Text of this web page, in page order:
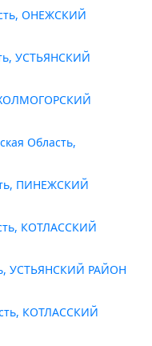
ОНЕЖСКИЙ
УСТЬЯНСКИЙ
ХОЛМОГОРСКИЙ
Область,
ПИНЕЖСКИЙ
КОТЛАССКИЙ
УСТЬЯНСКИЙ РАЙОН
КОТЛАССКИЙ